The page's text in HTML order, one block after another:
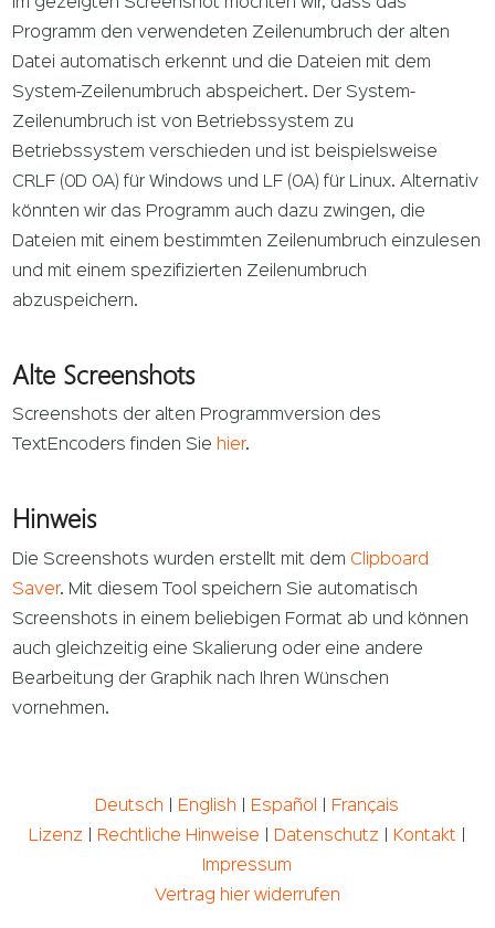
Im gezeigten Screenshot möchten wir, dass das
Programm den verwendeten Zeilenumbruch der alten
Datei automatisch erkennt und die Dateien mit dem
System-Zeilenumbruch abspeichert. Der System-
Zeilenumbruch ist von Betriebssystem zu
Betriebssystem verschieden und ist beispielsweise
CRLF (0D 0A) für Windows und LF (0A) für Linux. Alternativ
könnten wir das Programm auch dazu zwingen, die
Dateien mit einem bestimmten Zeilenumbruch einzulesen
und mit einem spezifizierten Zeilenumbruch
abzuspeichern.
Alte Screenshots
Screenshots der alten Programmversion des
TextEncoders finden Sie hier.
Hinweis
Die Screenshots wurden erstellt mit dem Clipboard
Saver. Mit diesem Tool speichern Sie automatisch
Screenshots in einem beliebigen Format ab und können
auch gleichzeitig eine Skalierung oder eine andere
Bearbeitung der Graphik nach Ihren Wünschen
vornehmen.
Deutsch English Español
Français
Lizenz
Rechtliche Hinweise Datenschutz Kontakt
Impressum
Vertrag hier widerrufen